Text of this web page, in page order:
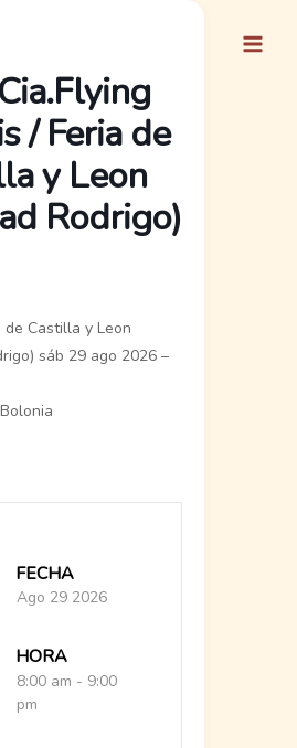
/ Feria de
y Leon
Rodrigo)
de Castilla y Leon
sáb 29 ago 2026 –
FECHA
Ago 29 2026
HORA
8:00 am - 9:00
pm